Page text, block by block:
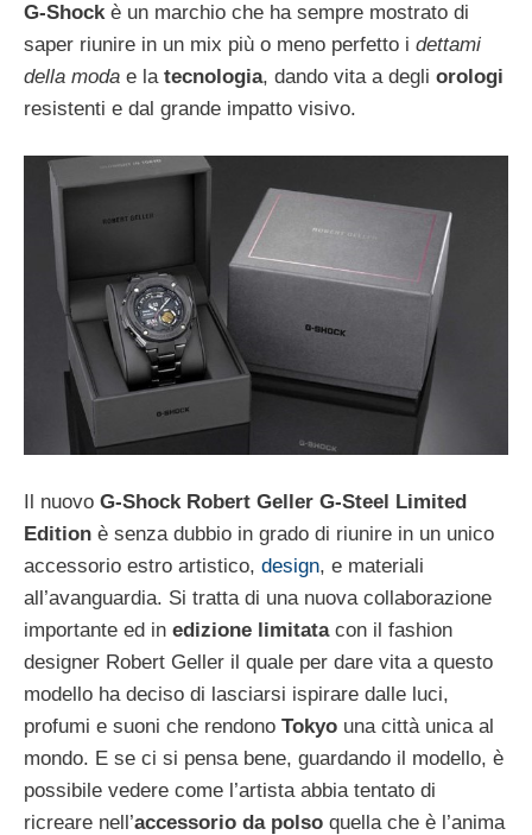
G-Shockè un marchio che ha sempre mostrato di
saper riunire in un mix più o meno perfetto i dettami
della moda e la tecnologia, dando vita a degli orologi
resistenti e dal grande impatto visivo.
Il nuovo G-Shock Robert Geller G-Steel Limited
Edition è senza dubbio in grado di riunire in un unico
accessorio estro artistico, design, e materiali
all’avanguardia. Si tratta di una nuova collaborazione
importante ed in edizione limitatacon il fashion
designer Robert Geller il quale per dare vita a questo
modello ha deciso di lasciarsi ispirare dalle luci,
profumi e suoni che rendono Tokyo una città unica al
mondo. E se ci si pensa bene, guardando il modello, è
possibile vedere come l’artista abbia tentato di
ricreare nell’accessorio da polso quella che è l’anima